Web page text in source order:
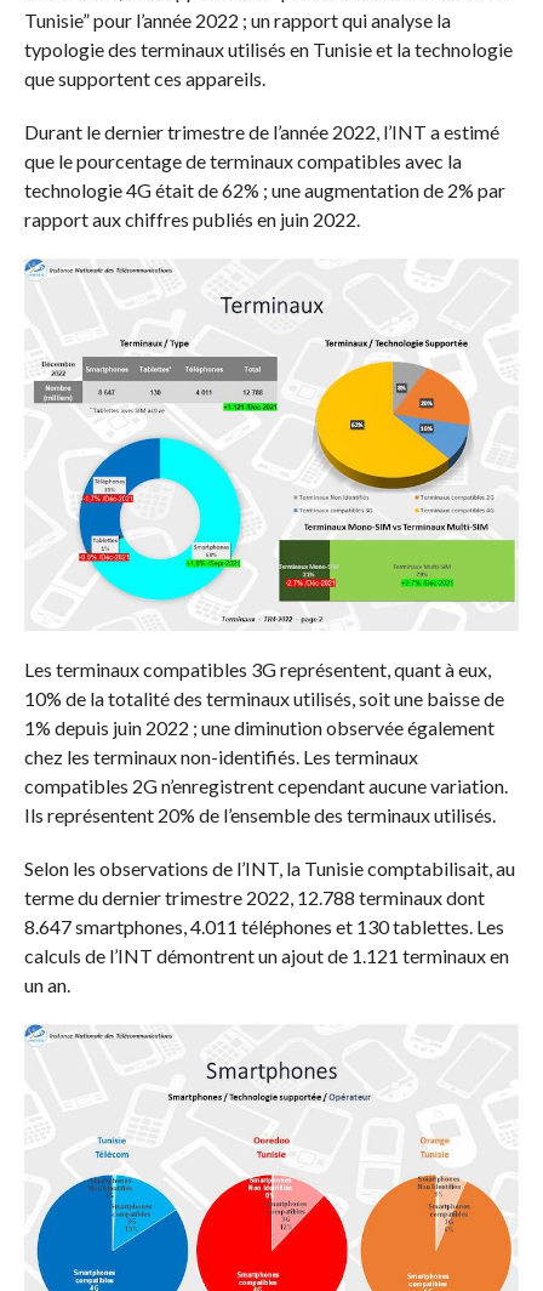
Tunisie” pour l’année 2022 ; un rapport qui analyse la
typologie des terminaux utilisés en Tunisie et la technologie
que supportent ces appareils.
Durant le dernier trimestre de l’année 2022, l’INT a estimé
que le pourcentage de terminaux compatibles avec la
technologie 4G était de 62% ; une augmentation de 2% par
rapport aux chiffres publiés en juin 2022.
Les terminaux compatibles 3G représentent, quant à eux,
10% de la totalité des terminaux utilisés, soit une baisse de
1% depuis juin 2022 ; une diminution observée également
chez les terminaux non-identifiés. Les terminaux
compatibles 2G n’enregistrent cependant aucune variation.
Ils représentent 20% de l’ensemble des terminaux utilisés.
Selon les observations de l’INT, la Tunisie comptabilisait, au
terme du dernier trimestre 2022, 12.788 terminaux dont
8.647 smartphones, 4.011 téléphones et 130 tablettes. Les
calculs de l’INT démontrent un ajout de 1.121 terminaux en
un an.